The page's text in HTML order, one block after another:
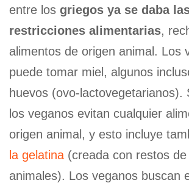
entre los griegos ya se daba
restricciones alimentarias,
alimentos de origen animal. Los
puede tomar miel, algunos
huevos (ovo-lactovegetarianos).
los veganos evitan cualquier
origen animal, y esto incluye
la gelatina (creada con restos
animales). Los veganos buscan